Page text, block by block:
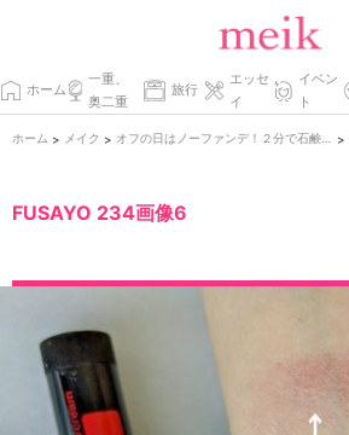
ホーム
一重、
奥二重
旅行
エッセ
イ
イベン
ト
ホーム > メイク > >
FUSAYO 234画像6